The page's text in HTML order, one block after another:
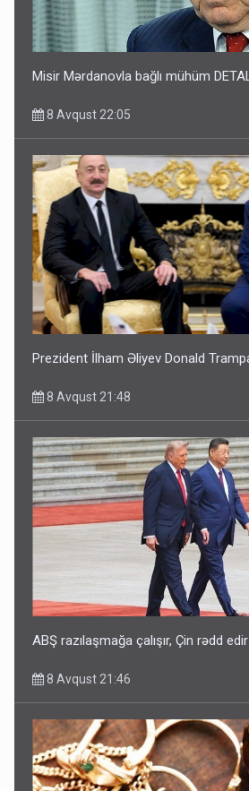
Misir Mərdanovla bağlı mühüm
8 Avqust 22:05
Prezident İlham Əliyev Donald
8 Avqust 21:48
ABŞ razılaşmağa çalışır, Çin rədd
8 Avqust 21:46